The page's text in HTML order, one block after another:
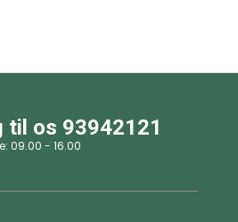
til os 93942121
09.00 - 16.00